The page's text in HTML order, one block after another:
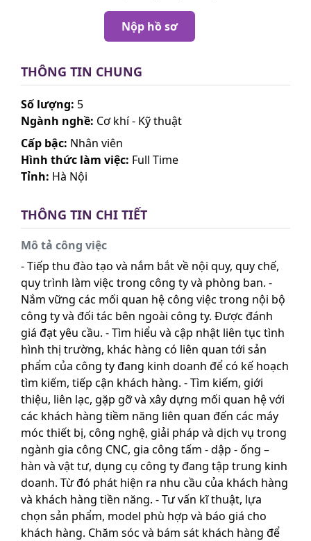
Nộp hồ sơ
THÔNG TIN CHUNG
Số lượng: 5
Ngành nghề: Cơ khí - Kỹ thuật
Cấp bậc: Nhân viên
Hình thức làm việc: Full Time
Tỉnh: Hà Nội
THÔNG TIN CHI TIẾT
Mô tả công việc
- Tiếp thu đào tạo và nắm bắt về nội quy, quy chế,
quy trình làm việc trong công ty và phòng ban. -
Nắm vững các mối quan hệ công việc trong nội bộ
công ty và đối tác bên ngoài công ty. Được đánh
giá đạt yêu cầu. - Tìm hiểu và cập nhật liên tục tình
hình thị trường, khác hàng có liên quan tới sản
phẩm của công ty đang kinh doanh để có kế hoạch
tìm kiếm, tiếp cận khách hàng. - Tìm kiếm, giới
thiệu, liên lạc, gặp gỡ và xây dựng mối quan hệ với
các khách hàng tiềm năng liên quan đến các máy
móc thiết bị, công nghệ, giải pháp và dịch vụ trong
ngành gia công CNC, gia công tấm - dập - ống –
hàn và vật tư, dụng cụ công ty đang tập trung kinh
doanh. Từ đó phát hiện ra nhu cầu của khách hàng
và khách hàng tiền năng. - Tư vấn kĩ thuật, lựa
chọn sản phẩm, model phù hợp và báo giá cho
khách hàng. Chăm sóc và bám sát khách hàng để